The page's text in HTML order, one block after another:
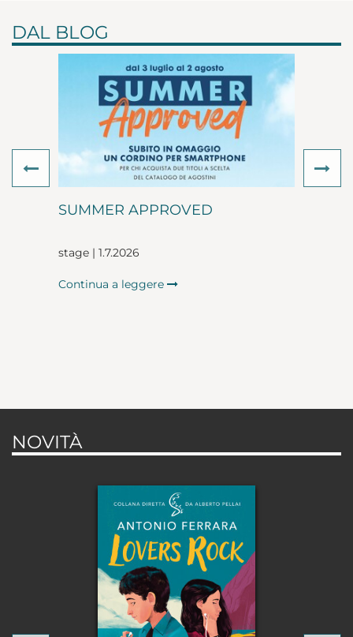
DAL BLOG
SUMMER APPROVED
stage | 1.7.2026
Continua a leggere
Previous
NOVITÀ